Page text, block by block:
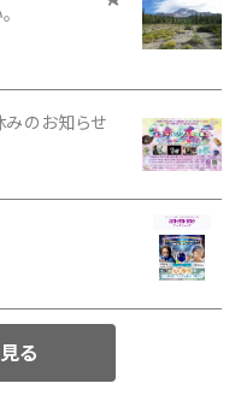
みのお知らせ
る